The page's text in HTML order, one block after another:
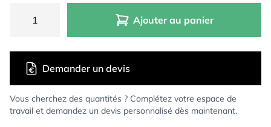
Ajouter au panier
Vous cherchez des quantités ? Complétez votre espace de
travail et demandez un devis personnalisé dès maintenant.
Demander un devis